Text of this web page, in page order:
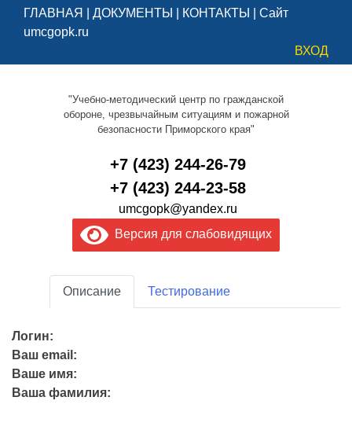
ГЛАВНАЯ ДОКУМЕНТЫ КОНТАКТЫ
Сайт
umcgopk.ru
ВХОД
"Учебно-методический центр по гражданской
обороне, чрезвычайным ситуациям и пожарной
безопасности Приморского края"
+7 (423) 244-26-79
+7 (423) 244-23-58
umcgopk@yandex.ru
Версия для слабовидящих
Описание Тестирование
Логин:
Ваш email:
Ваше имя:
Ваша фамилия: